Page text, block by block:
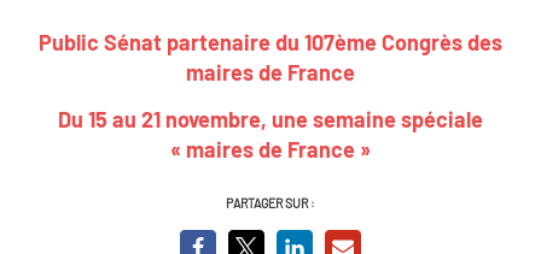
Public Sénat partenaire du 107ème Congrès des
maires de France
Du 15 au 21 novembre, une semaine spéciale
« maires de France »
PARTAGER SUR :